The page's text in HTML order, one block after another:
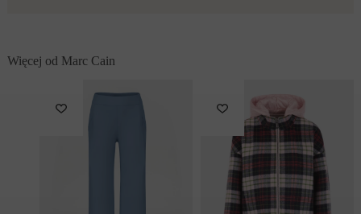
Więcej od Marc Cain